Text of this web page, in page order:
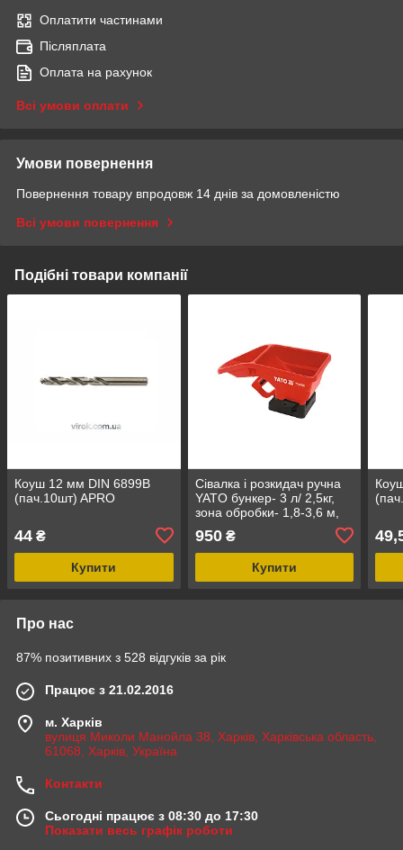
Оплатити частинами
Післяплата
Оплата на рахунок
Всі умови оплати
Умови повернення
Повернення товару впродовж 14 днів за домовленістю
Всі умови повернення
Подібні товари компанії
Коуш 12 мм DIN 6899B
(пач.10шт) APRO
44 ₴
Купити
Сівалка і розкидач ручна
YATO бункер- 3 л/ 2,5кг,
зона обробки- 1,8-3,6 м,
положень
950₴
Купити
Про нас
87% позитивних з 528 відгуків за рік
Працює з 21.02.2016
м. Харків
вулиця Миколи Манойла 38, Харків, Харківська область,
61068, Харків, Україна
Контакти
Сьогодні працює з 08:30 до 17:30
Показати весь графік роботи